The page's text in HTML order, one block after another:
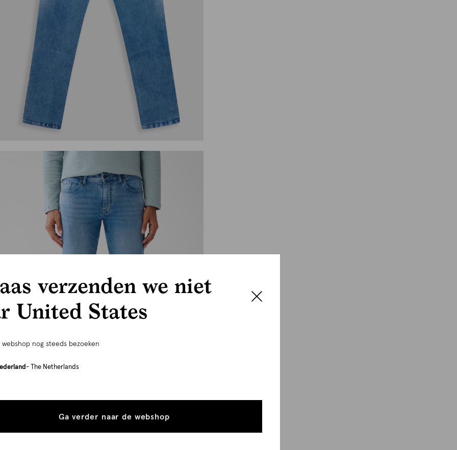
verzenden we niet
United States
nog steeds bezoeken
- The Netherlands
Ga verder naar de webshop